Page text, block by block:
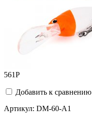
561Р
Добавить к сравнению
Артикул: DM-60-A1